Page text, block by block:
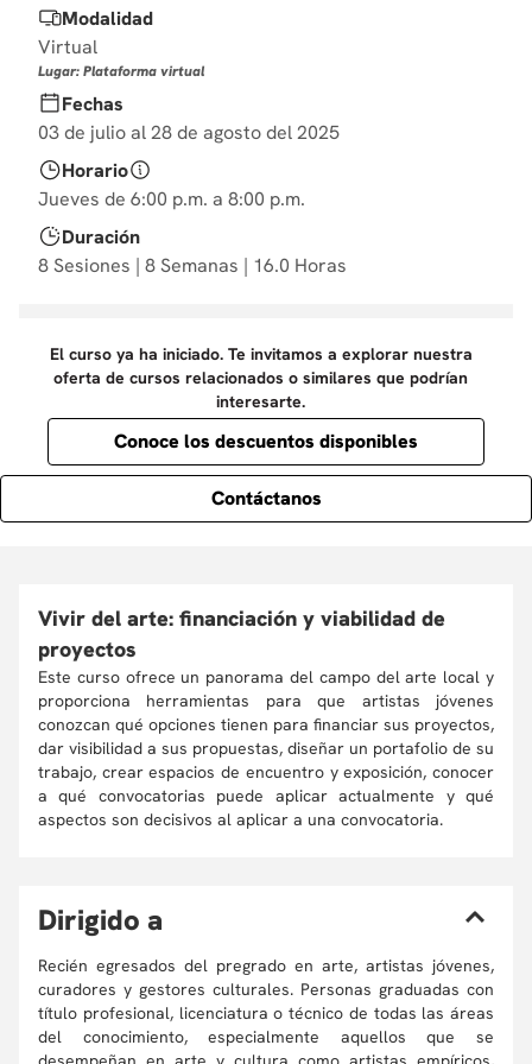
10. derecho
Modalidad
Virtual
Lugar: Plataforma virtual
Fechas
03 de julio al 28 de agosto del 2025
Horario
Jueves de 6:00 p.m. a 8:00 p.m.
Duración
8 Sesiones | 8 Semanas | 16.0 Horas
El curso ya ha iniciado. Te invitamos a explorar nuestra
oferta de cursos relacionados o similares que podrían
interesarte.
Conoce los descuentos disponibles
Contáctanos
Vivir del arte: financiación y viabilidad de
proyectos
Este curso ofrece un panorama del campo del arte local y
proporciona herramientas para que artistas jóvenes
conozcan qué opciones tienen para financiar sus proyectos,
dar visibilidad a sus propuestas, diseñar un portafolio de su
trabajo, crear espacios de encuentro y exposición, conocer
a qué convocatorias puede aplicar actualmente y qué
aspectos son decisivos al aplicar a una convocatoria.
Dirigido a
Recién egresados del pregrado en arte, artistas jóvenes,
curadores y gestores culturales. Personas graduadas con
título profesional, licenciatura o técnico de todas las áreas
del conocimiento, especialmente aquellos que se